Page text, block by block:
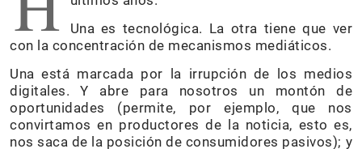
Una es tecnológica. La otra tiene que ver
con la concentración de mecanismos mediáticos.
Una está marcada por la irrupción de los medios
digitales. Y abre para nosotros un montón de
oportunidades (permite, por ejemplo, que nos
convirtamos en productores de la noticia, esto es,
nos saca de la posición de consumidores pasivos); y